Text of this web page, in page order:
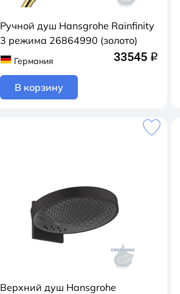
Ручной душ Hansgrohe Rainfinity
3 режимa 26864990 (золото)
Германия 33545 q
В корзину
Верхний душ Hansgrohe